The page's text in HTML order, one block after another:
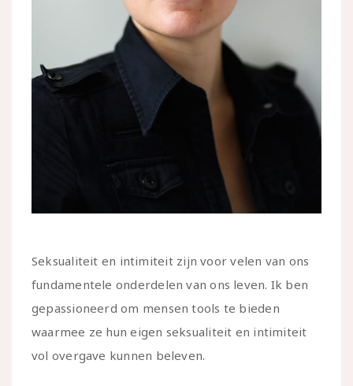
Seksualiteit en intimiteit zijn voor velen van ons
fundamentele onderdelen van ons leven. Ik ben
gepassioneerd om mensen tools te bieden
waarmee ze hun eigen seksualiteit en intimiteit
vol overgave kunnen beleven.